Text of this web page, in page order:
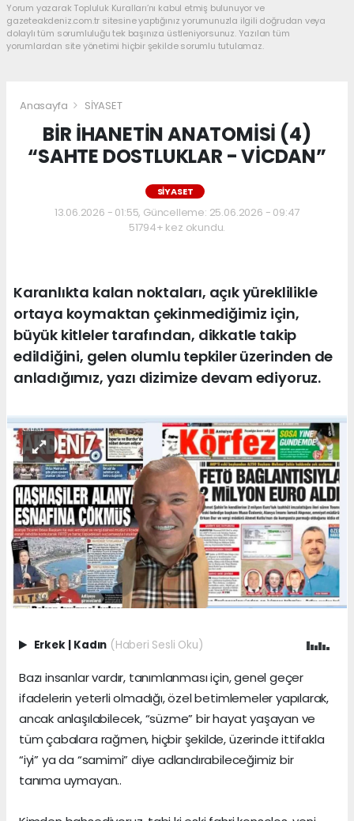
Yorum yazarak Topluluk Kuralları’nı kabul etmiş bulunuyor ve
gazeteakdeniz.com.tr sitesine yaptığınız yorumunuzla ilgili doğrudan veya
dolaylı tüm sorumluluğu tek başınıza üstleniyorsunuz. Yazılan tüm
yorumlardan site yönetimi hiçbir şekilde sorumlu tutulamaz.
Anasayfa SİYASET
BİR İHANETİN ANATOMİSİ (4)
“SAHTE DOSTLUKLAR - VİCDAN”
SİYASET
13.06.2026 - 01:55, Güncelleme: 25.06.2026 - 09:47
51794+ kez okundu.
Karanlıkta kalan noktaları, açık yüreklilikle
ortaya koymaktan çekinmediğimiz için,
büyük kitleler tarafından, dikkatle takip
edildiğini, gelen olumlu tepkiler üzerinden de
anladığımız, yazı dizimize devam ediyoruz.
Erkek | Kadın (Haberi Sesli Oku)
Bazı insanlar vardır, tanımlanması için, genel geçer
ifadelerin yeterli olmadığı, özel betimlemeler yapılarak,
ancak anlaşılabilecek, “süzme” bir hayat yaşayan ve
tüm çabalara rağmen, hiçbir şekilde, üzerinde ittifakla
“iyi” ya da “samimi” diye adlandırabileceğimiz bir
tanıma uymayan..